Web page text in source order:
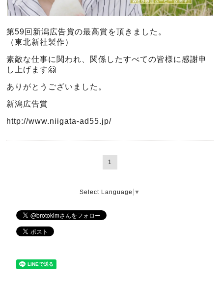
第59回新潟広告賞の最高賞を頂きました。
（東北新社製作）
素敵な仕事に関われ、関係したすべての皆様に感謝申
し上げます🤗
ありがとうございました。
新潟広告賞
http://www.niigata-ad55.jp/
1
Select Language ▼